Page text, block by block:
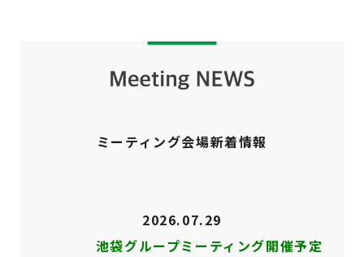
ミーティング会場新着情報
2026.07.29
池袋グループミーティング開催予定